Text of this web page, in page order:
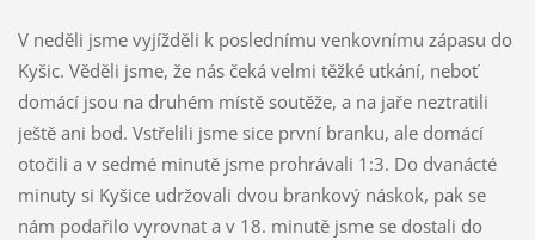
V neděli jsme vyjížděli k poslednímu venkovnímu zápasu do
Kyšic. Věděli jsme, že nás čeká velmi těžké utkání, neboť
domácí jsou na druhém místě soutěže, a na jaře neztratili
ještě ani bod. Vstřelili jsme sice první branku, ale domácí
otočili a v sedmé minutě jsme prohrávali 1:3. Do dvanácté
minuty si Kyšice udržovali dvou brankový náskok, pak se
nám podařilo vyrovnat a v 18. minutě jsme se dostali do